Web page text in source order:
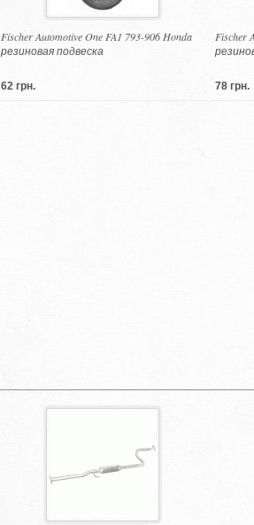
Fischer Automotive One FA1 793-906 Honda
резиновая подвеска
62 грн.
Fischer
78 грн.